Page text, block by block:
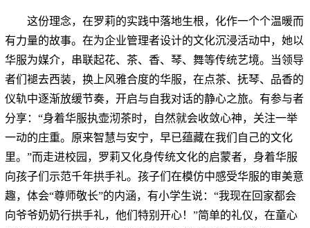
这份理念，在罗莉的实践中落地生根，化作一个个温暖而
有力量的故事。在为企业管理者设计的文化沉浸活动中，她以
华服为媒介，串联起花、茶、香、琴、舞等传统艺境。当领导
者们褪去西装，换上风雅合度的华服，在点茶、抚琴、品香的
仪轨中逐渐放缓节奏，开启与自我对话的静心之旅。有参与者
分享：“身着华服执壶沏茶时，自然就会收敛心神，关注一举
一动的庄重。原来智慧与安宁，早已蕴藏在我们自己的文化
里。”而走进校园，罗莉又化身传统文化的启蒙者，身着华服
向孩子们示范千年拱手礼。孩子们在模仿中感受华服的审美意
趣，体会“尊师敬长”的内涵，有小学生说：“我现在回家都会
向爷爷奶奶行拱手礼，他们特别开心！”简单的礼仪，在童心